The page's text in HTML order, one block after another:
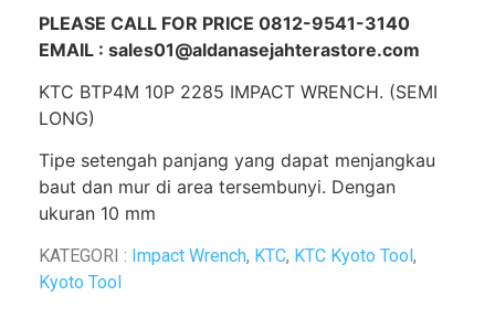
PLEASE CALL FOR PRICE 0812-9541-3140
EMAIL : sales01@aldanasejahterastore.com
KTC BTP4M 10P 2285 IMPACT WRENCH. (SEMI
LONG)
Tipe setengah panjang yang dapat menjangkau
baut dan mur di area tersembunyi. Dengan
ukuran 10 mm
KATEGORI : Impact Wrench, KTC, KTC Kyoto Tool,
Kyoto Tool